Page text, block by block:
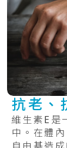
抗老、
維生素E是
中。在體